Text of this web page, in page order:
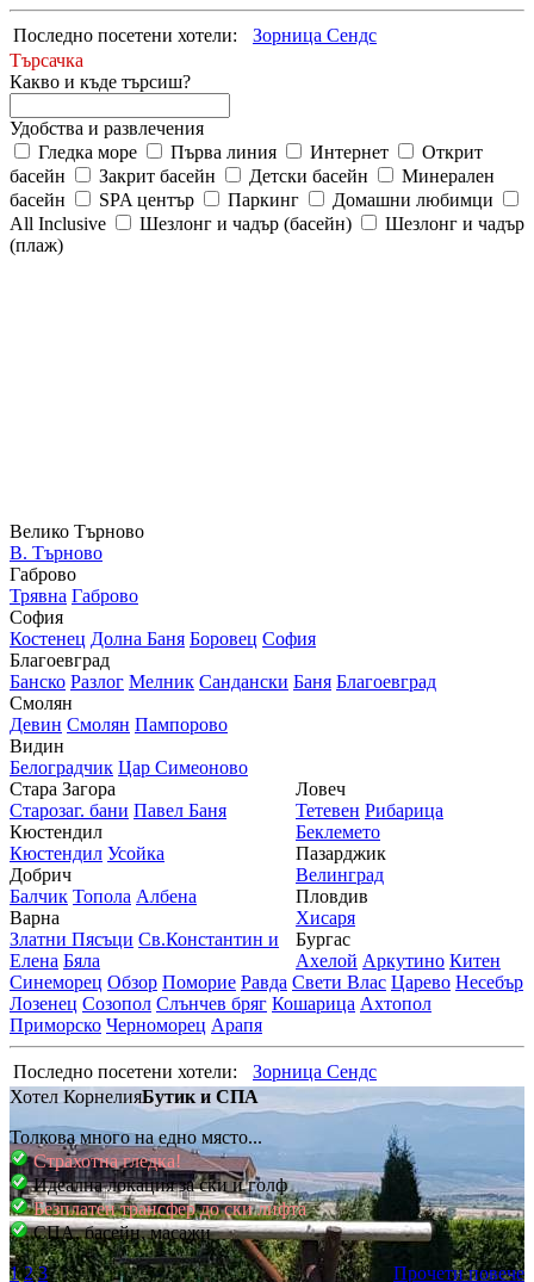
Последно посетени хотели:
Зорница Сендс
Търсачка
Какво и къде търсиш?
Удобства и развлечения
Гледка море
Първа линия Интернет
Открит
басейн
Закрит басейн Детски басейн
Минерален
басейн
SPA център Паркинг
Домашни любимци
All Inclusive
Шезлонг и чадър (басейн)
Шезлонг и чадър
(плаж)
Велико Търново
В. Търново
Габрово
Трявна Габрово
София
Костенец Долна Баня Боровец София
Благоевград
Банско Разлог Мелник Сандански Баня Благоевград
Смолян
Девин Смолян Пампорово
Видин
Белоградчик Цар Симеоново
Стара Загора
Старозаг. бани Павел Баня
Кюстендил
Кюстендил Усойка
Добрич
Балчик Топола Албена
Варна
Златни Пясъци Св.Константин и
Елена Бяла
Ловеч
Тетевен Рибарица
Беклемето
Пазарджик
Велинград
Пловдив
Хисаря
Бургас
Ахелой Аркутино Китен
Синеморец Обзор Поморие Равда Свети Влас Царево Несебър
Лозенец Созопол Слънчев бряг Кошарица Ахтопол
Приморско Черноморец Арапя
Последно посетени хотели:
Зорница Сендс
Хотел КорнелияБутик и СПА
Толкова много на едно място...
Страхотна гледка!
Идеална локация за ски и голф
Безплатен трансфер до ски лифта
СПА, басейн, масажи
Прочети повече
1 2 3